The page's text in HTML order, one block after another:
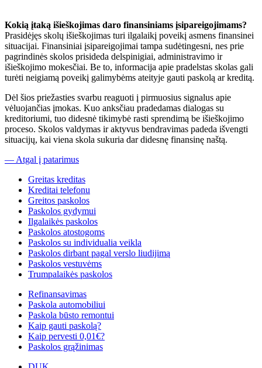
Kokią įtaką išieškojimas daro finansiniams įsipareigojimams?
Prasidėjęs skolų išieškojimas turi ilgalaikį poveikį asmens finansinei
situacijai. Finansiniai įsipareigojimai tampa sudėtingesni, nes prie
pagrindinės skolos prisideda delspinigiai, administravimo ir
išieškojimo mokesčiai. Be to, informacija apie pradelstas skolas gali
turėti neigiamą poveikį galimybėms ateityje gauti paskolą ar kreditą.
Dėl šios priežasties svarbu reaguoti į pirmuosius signalus apie
vėluojančias įmokas. Kuo anksčiau pradedamas dialogas su
kreditoriumi, tuo didesnė tikimybė rasti sprendimą be išieškojimo
proceso. Skolos valdymas ir aktyvus bendravimas padeda išvengti
situacijų, kai viena skola sukuria dar didesnę finansinę naštą.
— Atgal į patarimus
Greitas kreditas
Kreditai telefonu
Greitos paskolos
Paskolos gydymui
Ilgalaikės paskolos
Paskolos atostogoms
Paskolos su individualia veikla
Paskolos dirbant pagal verslo liudijimą
Paskolos vestuvėms
Trumpalaikės paskolos
Refinansavimas
Paskola automobiliui
Paskola būsto remontui
Kaip gauti paskolą?
Kaip pervesti 0,01€?
Paskolos grąžinimas